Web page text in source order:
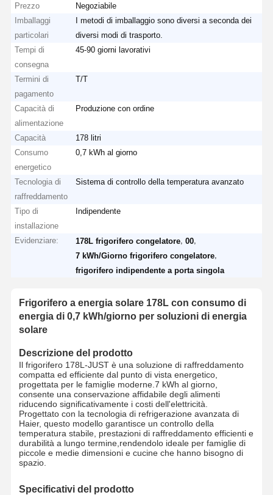
Prezzo
Negoziabile
Imballaggi
particolari
I metodi di imballaggio sono diversi a seconda dei
diversi modi di trasporto.
Tempi di
consegna
45-90 giorni lavorativi
Termini di
pagamento
T/T
Capacità di
alimentazione
Produzione con ordine
Capacità
178 litri
Consumo
energetico
0,7 kWh al giorno
Tecnologia di
raffreddamento
Sistema di controllo della temperatura avanzato
Tipo di
installazione
Indipendente
Evidenziare: 178L frigorifero congelatore ,00
7 kWh/Giorno frigorifero congelatore
frigorifero indipendente a porta singola
Frigorifero a energia solare 178L con consumo di
energia di 0,7 kWh/giorno per soluzioni di energia
solare
Descrizione del prodotto
Il frigorifero 178L-JUST è una soluzione di raffreddamento
compatta ed efficiente dal punto di vista energetico,
progettata per le famiglie moderne.7 kWh al giorno,
consente una conservazione affidabile degli alimenti
riducendo significativamente i costi dell'elettricità.
Progettato con la tecnologia di refrigerazione avanzata di
Haier, questo modello garantisce un controllo della
temperatura stabile, prestazioni di raffreddamento efficienti e
durabilità a lungo termine,rendendolo ideale per famiglie di
piccole e medie dimensioni e cucine che hanno bisogno di
spazio.
Specificativi del prodotto